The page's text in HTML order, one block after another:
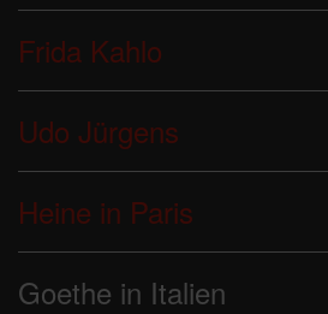
Frida Kahlo
Udo Jürgens
Heine in Paris
Goethe in Italien